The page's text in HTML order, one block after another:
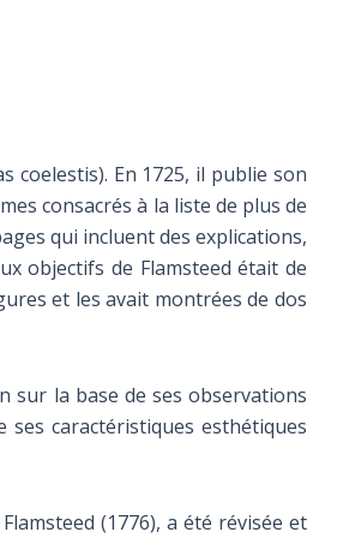
coelestis). En 1725, il publie son
consacrés à la liste de plus de
qui incluent des explications,
objectifs de Flamsteed était de
et les avait montrées de dos
sur la base de ses observations
caractéristiques esthétiques
(1776), a été révisée et